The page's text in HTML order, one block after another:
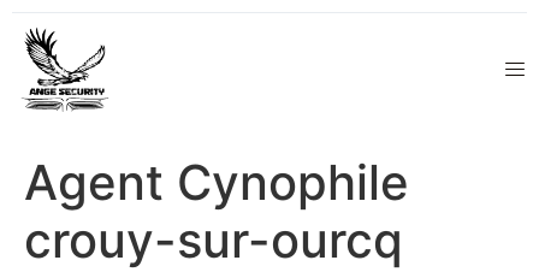
Agent Cynophile
crouy-sur-ourcq